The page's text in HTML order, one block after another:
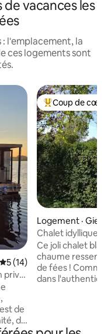
de vacances les
: l'emplacement, la
ces logements sont
plus aimés
Note moyenne de 5 sur 5,
5 (14)
de
de
de
Coup de cœur
Coup de cœur
Logement ·
Chalet idyllique
Giethoorn
Ce joli chalet
chaume
de fées ! Comme
dans